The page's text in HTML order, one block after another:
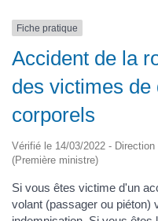
Fiche pratique
Accident de la
des victimes de
corporels
Vérifié le 14/03/2022 -
(Première ministre)
Si vous êtes victime d'un
volant (passager ou piéton)